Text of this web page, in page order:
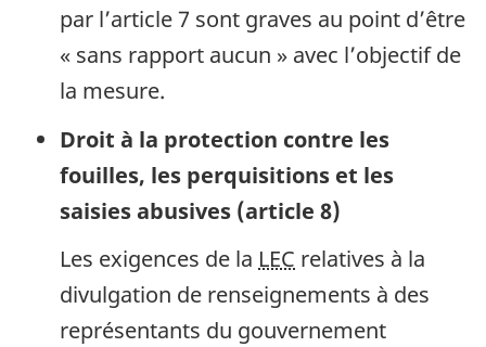
par l’article 7 sont graves au point d’être
« sans rapport aucun » avec l’objectif de
la mesure.
Droit à la protection contre les
fouilles, les perquisitions et les
saisies abusives (article 8)
Les exigences de la LEC relatives à la
divulgation de renseignements à des
représentants du gouvernement